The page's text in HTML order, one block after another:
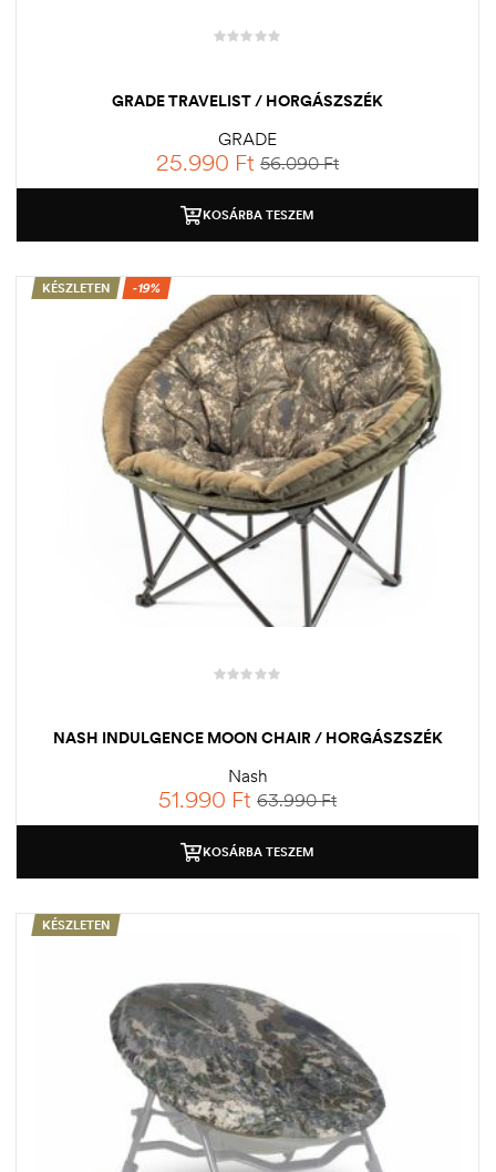
GRADE TRAVELIST / HORGÁSZSZÉK
GRADE
56.090Ft
25.990 Ft
KOSÁRBA TESZEM
KÉSZLETEN -19%
NASH INDULGENCE MOON CHAIR / HORGÁSZSZÉK
Nash
63.990Ft
51.990 Ft
KOSÁRBA TESZEM
KÉSZLETEN